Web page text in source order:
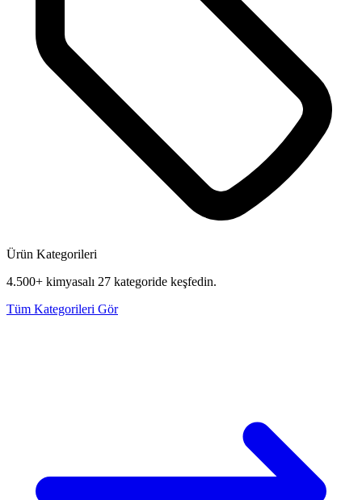
Ürün Kategorileri
4.500+ kimyasalı 27 kategoride keşfedin.
Tüm Kategorileri Gör